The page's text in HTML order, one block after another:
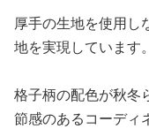
厚手の生地を使用し
地を実現しています。
格子柄の配色が秋冬
節感のあるコーディ